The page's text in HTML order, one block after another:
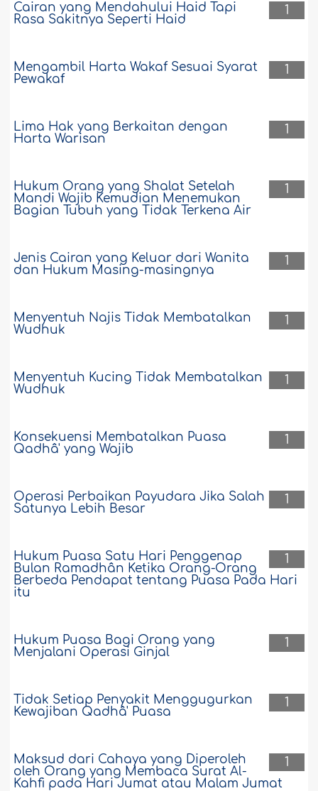
1
Cairan yang Mendahului Haid Tapi
Rasa Sakitnya Seperti Haid
1
Mengambil Harta Wakaf Sesuai Syarat
Pewakaf
1
Lima Hak yang Berkaitan dengan
Harta Warisan
1
Hukum Orang yang Shalat Setelah
Mandi Wajib Kemudian Menemukan
Bagian Tubuh yang Tidak Terkena Air
1
Jenis Cairan yang Keluar dari Wanita
dan Hukum Masing-masingnya
1
Menyentuh Najis Tidak Membatalkan
Wudhuk
1
Menyentuh Kucing Tidak Membatalkan
Wudhuk
1
Konsekuensi Membatalkan Puasa
Qadhâ' yang Wajib
1
Operasi Perbaikan Payudara Jika Salah
Satunya Lebih Besar
1
Hukum Puasa Satu Hari Penggenap
Bulan Ramadhân Ketika Orang-Orang
Berbeda Pendapat tentang Puasa Pada Hari
itu
1
Hukum Puasa Bagi Orang yang
Menjalani Operasi Ginjal
1
Tidak Setiap Penyakit Menggugurkan
Kewajiban Qadhâ' Puasa
1
Maksud dari Cahaya yang Diperoleh
oleh Orang yang Membaca Surat Al-
Kahfi pada Hari Jumat atau Malam Jumat